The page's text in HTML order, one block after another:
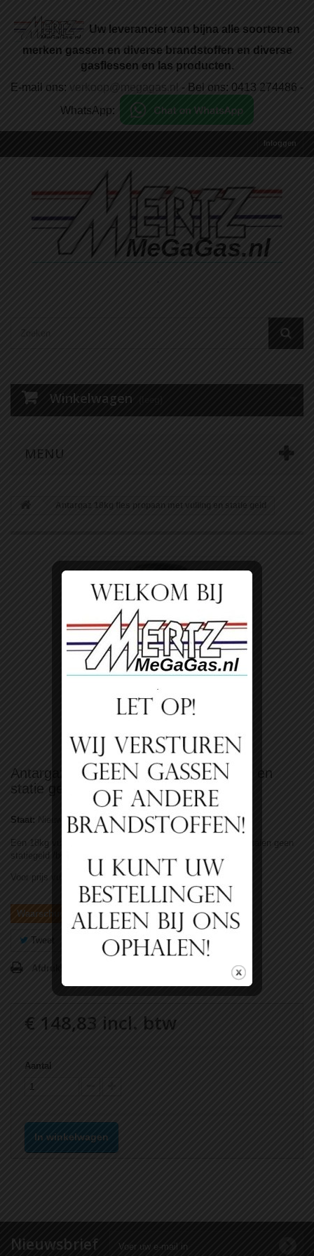
Uw leverancier van bijna alle soorten en
merken gassen en diverse brandstoffen en diverse
gasflessen en las producten.
E-mail ons: verkoop@megagas.nl - Bel ons: 0413 274486 -
WhatsApp:
Inloggen
Winkelwagen
MENU
Antargaz 18kg fles propaan met vulling en statie geld
Antargaz 18kg fles propaan met vulling en
statie geld
Staat: Nieuw product
Een 18kg vulling propaanfles vulling incl. statie geld. Wij betalen geen
statiegeld /borg terug. Dit is aan de fabrikant (Antragaz).
Voor prijs vulling/omruil kijk op propaan vullingen
Waarschuwing: laatste item(s) op voorraad!
Tweet Delen Google+ Pinterest
Afdrukken
€ 148,83 incl. btw
Aantal
In winkelwagen
Nieuwsbrief